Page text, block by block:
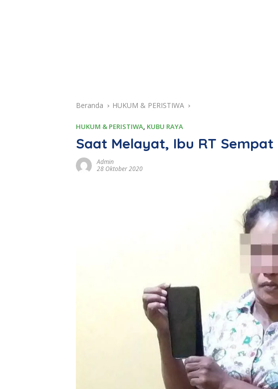
Beranda HUKUM & PERISTIWA
HUKUM & PERISTIWA, KUBU RAYA
Saat Melayat, Ibu RT Sempat
Admin
28 Oktober 2020